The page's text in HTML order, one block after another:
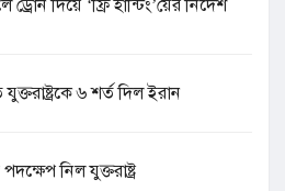
দিয়ে ‘ফ্রি হান্টিং’য়ের নিদের্শ
৬ শর্ত দিল ইরান
নিল যুক্তরাষ্ট্র